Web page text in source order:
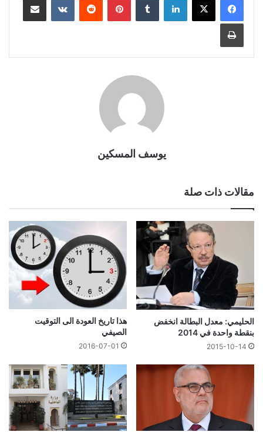
طباعة
يوسف المسكين
مقالات ذات صلة
الحليمي: معدل البطالة انخفض
بنقطة واحدة في 2014
2015-10-14
هذا تاريخ العودة الى التوقيت
الصيفي
2016-07-01